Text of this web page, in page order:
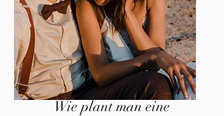
Wie plant man eine